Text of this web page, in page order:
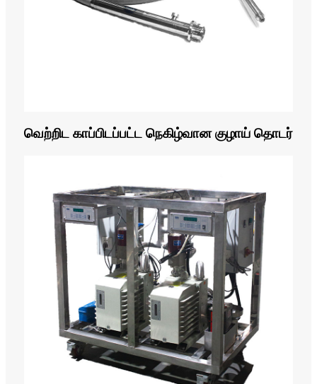
வெற்றிட காப்பிடப்பட்ட நெகிழ்வான குழாய் தொடர்